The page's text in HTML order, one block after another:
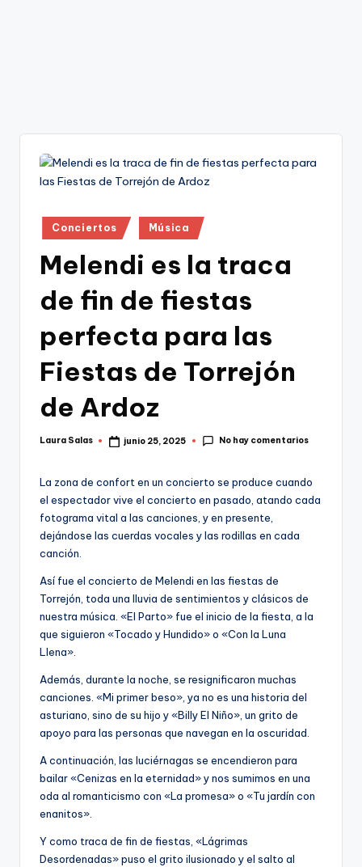
Publicado
en
Conciertos Música
Melendi es la traca
de fin de fiestas
perfecta para las
Fiestas de Torrejón
de Ardoz
Publicado
Laura Salas junio 25, 2025 No hay comentarios
La zona de confort en un concierto se produce cuando
el espectador vive el concierto en pasado, atando cada
fotograma vital a las canciones, y en presente,
dejándose las cuerdas vocales y las rodillas en cada
canción.
Así fue el concierto de Melendi en las fiestas de
Torrejón, toda una lluvia de sentimientos y clásicos de
nuestra música. «El Parto» fue el inicio de la fiesta, a la
que siguieron «Tocado y Hundido» o «Con la Luna
Llena».
Además, durante la noche, se resignificaron muchas
canciones. «Mi primer beso», ya no es una historia del
asturiano, sino de su hijo y «Billy El Niño», un grito de
apoyo para las personas que navegan en la oscuridad.
A continuación, las luciérnagas se encendieron para
bailar «Cenizas en la eternidad» y nos sumimos en una
oda al romanticismo con «La promesa» o «Tu jardín con
enanitos».
Y como traca de fin de fiestas, «Lágrimas
Desordenadas» puso el grito ilusionado y el salto al